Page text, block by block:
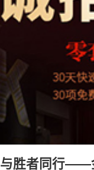
与胜者同行——